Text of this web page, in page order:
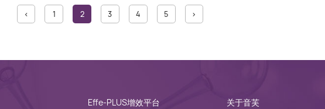
< 1 2 3 4 5 >
Effe-PLUS增效平台 关于音芙